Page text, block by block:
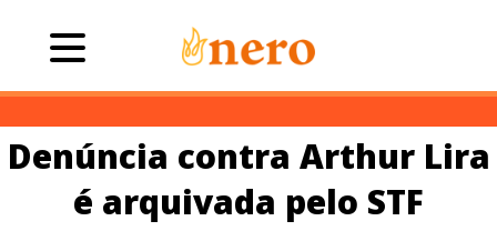
Denúncia contra Arthur Lira
é arquivada pelo STF